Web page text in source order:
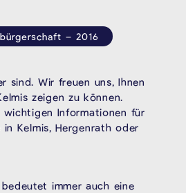
– 2016
sind. Wir freuen uns, Ihnen
zeigen zu können.
wichtigen Informationen für
Kelmis, Hergenrath oder
immer auch eine